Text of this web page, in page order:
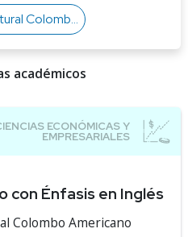
Americano
académicos
con Énfasis en Inglés
Colombo Americano